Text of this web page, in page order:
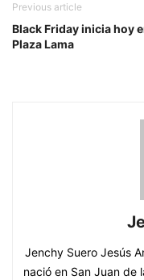
Previous article
Black Friday inicia hoy
Plaza Lama
Jenchy Suero Jesús
nació en San Juan de